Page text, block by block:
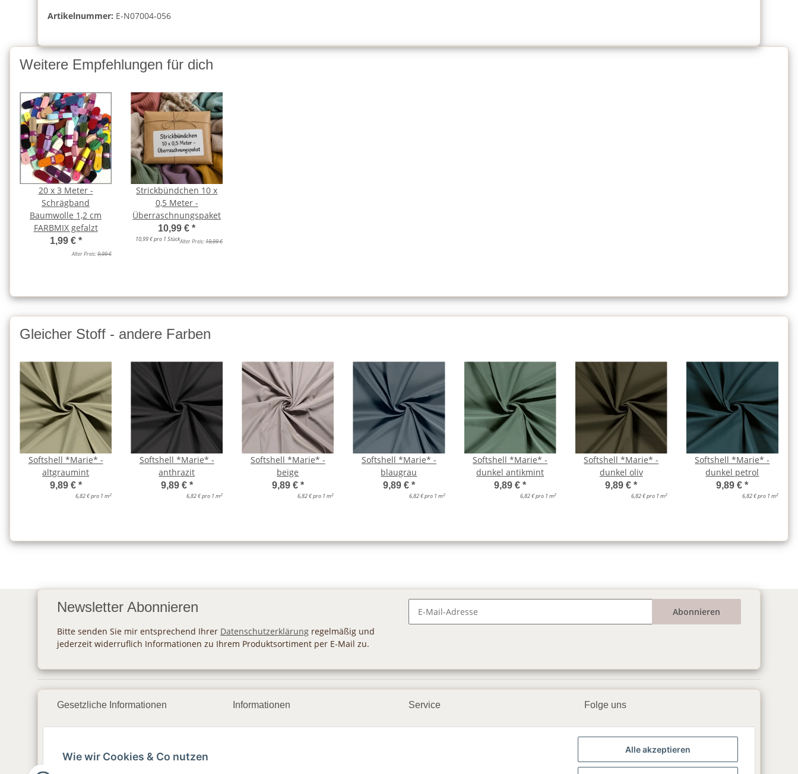
Artikelnummer: E-N07004-056
Weitere Empfehlungen für dich
20 x 3 Meter -
Schrägband
Baumwolle 1,2 cm
FARBMIX gefalzt
1,99 € *
Alter Preis:9,99 €
Strickbündchen 10 x
0,5 Meter -
Überraschnungspaket
10,99 €*
10,99 € pro 1 StückAlter Preis:19,99 €
Gleicher Stoff - andere Farben
Softshell *Marie* -
altgraumint
9,89 € *
6,82 € pro 1 m2
Softshell *Marie* -
anthrazit
9,89 € *
6,82 € pro 1 m2
Softshell *Marie* -
beige
9,89 € *
6,82 € pro 1 m2
Softshell *Marie* -
blaugrau
9,89 € *
6,82 € pro 1 m2
Softshell *Marie* -
dunkel antikmint
9,89 €*
6,82 € pro 1 m2
Softshell *Marie* -
dunkel oliv
9,89 €*
6,82 € pro 1 m2
Softshell *Marie* -
dunkel petrol
9,89 €*
6,82 € pro 1 m2
Newsletter Abonnieren
Bitte senden Sie mir entsprechend Ihrer Datenschutzerklärung regelmäßig und
jederzeit widerruflich Informationen zu Ihrem Produktsortiment per E-Mail zu.
Abonnieren
Gesetzliche Informationen
AGB
Informationen Service Folge uns
▶️ YouTube
Wie wir Cookies & Co nutzen
Alle akzeptieren